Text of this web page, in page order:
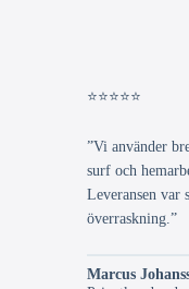
⭐⭐⭐⭐⭐
”Vi använder
surf och
Leveransen var
överraskning.”
Marcus